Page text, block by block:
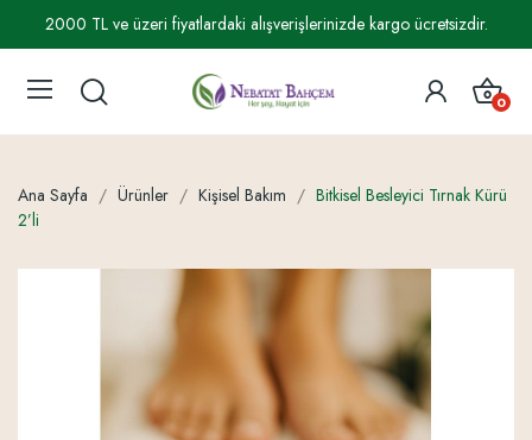
2000 TL ve üzeri fiyatlardaki alışverişlerinizde kargo ücretsizdir.
0
Ana Sayfa Ürünler Kişisel Bakım
Bitkisel Besleyici Tırnak Kürü
2’li